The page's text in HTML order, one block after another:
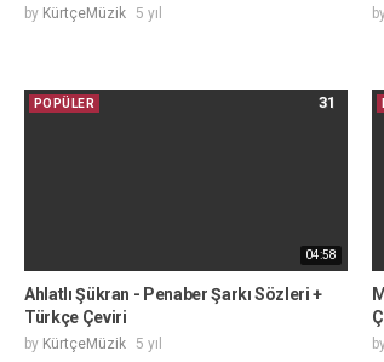
by KürtçeMüzik 5 yıl
04:58
31
POPÜLER
Ahlatlı Şükran - Penaber Şarkı Sözleri +
Türkçe Çeviri
by KürtçeMüzik 5 yıl